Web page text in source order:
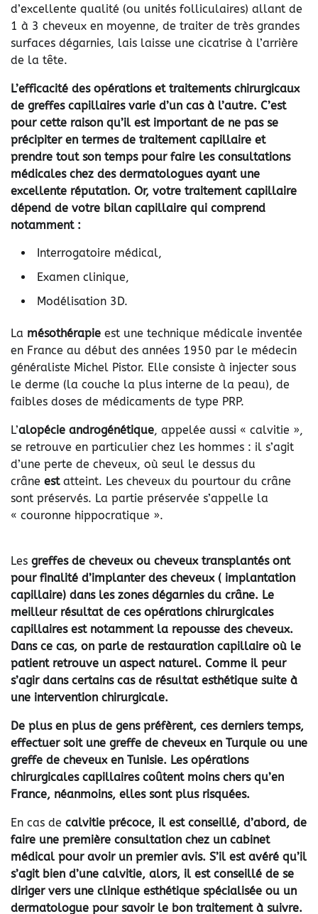
d’excellente qualité (ou unités folliculaires) allant de
1 à 3 cheveux en moyenne, de traiter de très grandes
surfaces dégarnies, lais laisse une cicatrise à l’arrière
de la tête.
L’efficacité des opérations et traitements chirurgicaux
de greffes capillaires varie d’un cas à l’autre. C’est
pour cette raison qu’il est important de ne pas se
précipiter en termes de traitement capillaire et
prendre tout son temps pour faire les consultations
médicales chez des dermatologues ayant une
excellente réputation. Or, votre traitement capillaire
dépend de votre bilan capillaire qui comprend
notamment :
Interrogatoire médical,
Examen clinique,
Modélisation 3D.
La mésothérapie est une technique médicale inventée
en France au début des années 1950 par le médecin
généraliste Michel Pistor. Elle consiste à injecter sous
le derme (la couche la plus interne de la peau), de
faibles doses de médicaments de type PRP.
L’alopécie androgénétique, appelée aussi « calvitie »,
se retrouve en particulier chez les hommes : il s’agit
d’une perte de cheveux, où seul le dessus du
crâne estatteint. Les cheveux du pourtour du crâne
sont préservés. La partie préservée s’appelle la
« couronne hippocratique ».
Les greffes de cheveux ou cheveux transplantés ont
pour finalité d’implanter des cheveux ( implantation
capillaire) dans les zones dégarnies du crâne. Le
meilleur résultat de ces opérations chirurgicales
capillaires est notamment la repousse des cheveux.
Dans ce cas, on parle de restauration capillaire où le
patient retrouve un aspect naturel. Comme il peur
s’agir dans certains cas de résultat esthétique suite à
une intervention chirurgicale.
De plus en plus de gens préfèrent, ces derniers temps,
effectuer soit une greffe de cheveux en Turquie ou une
greffe de cheveux en Tunisie. Les opérations
chirurgicales capillaires coûtent moins chers qu’en
France, néanmoins, elles sont plus risquées.
En cas de calvitie précoce, il est conseillé, d’abord, de
faire une première consultation chez un cabinet
médical pour avoir un premier avis. S’il est avéré qu’il
s’agit bien d’une calvitie, alors, il est conseillé de se
diriger vers une clinique esthétique spécialisée ou un
dermatologue pour savoir le bon traitement à suivre.